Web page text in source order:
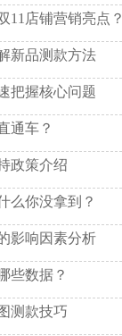
11店铺营销亮点？
新品测款方法
把握核心问题
通车？
政策介绍
么你没拿到？
影响因素分析
些数据？
测款技巧